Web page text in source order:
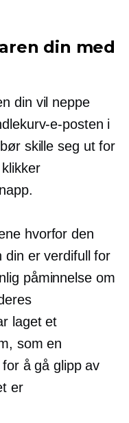
din med
din vil neppe
e-posten i
skille seg ut for
hvorfor den
din er verdifull for
påminnelse om
laget et
som en
å gå glipp av
er